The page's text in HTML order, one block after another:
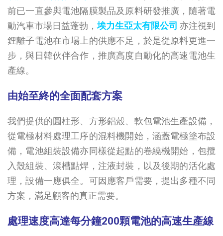
前已一直參與電池隔膜製品及原料研發推廣，隨著電
動汽車市場日益蓬勃，埃力生亞太有限公司 亦注視到
鋰離子電池在市場上的供應不足，於是從原料更進一
步，與日韓伙伴合作，推廣高度自動化的高速電池生
產線。
由始至終的全面配套方案
我們提供的圓柱形、方形鋁殼、軟包電池生產設備，
從電極材料處理工序的混料機開始，涵蓋電極塗布設
備，電池組裝設備亦同樣從起點的卷繞機開始，包攬
入殼組裝、滾槽點焊，注液封裝，以及後期的活化處
理，設備一應俱全。可因應客戶需要，提出多種不同
方案，滿足顧客的真正需要。
處理速度高達每分鐘200顆電池的高速生產線